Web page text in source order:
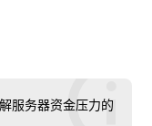
服务器资金压力的